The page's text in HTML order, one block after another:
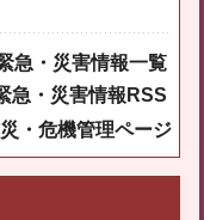
急・災害情報一覧
急・災害情報RSS
・危機管理ページ